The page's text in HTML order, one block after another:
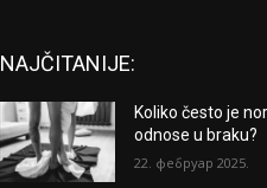
NAJČITANIJE:
Koliko često je
odnose u braku?
22. фебруар 2025.